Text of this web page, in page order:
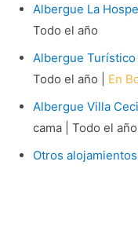
Albergue La
Todo el año
Albergue
Todo el año | En
Albergue Villa
cama | Todo el año
Otros